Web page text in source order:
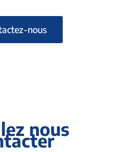
nous
nous